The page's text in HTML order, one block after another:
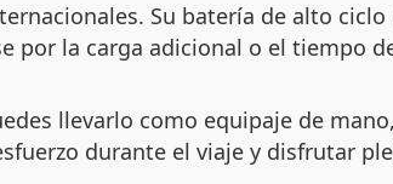
Su batería de alto
por la carga adicional o el tiempo
llevarlo como equipaje de
durante el viaje y disfrutar